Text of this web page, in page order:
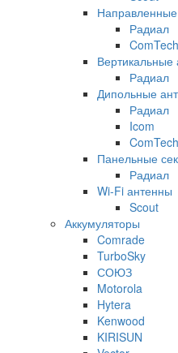
Радиал
ComTech
Вертикальные
Радиал
Дипольные
Радиал
Icom
ComTech
Панельные
Радиал
Wi-Fi антенны
Scout
Аккумуляторы
Comrade
TurboSky
СОЮЗ
Motorola
Hytera
Kenwood
KIRISUN